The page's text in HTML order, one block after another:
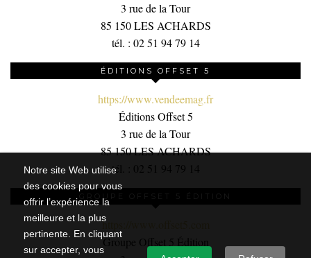
Notre site Web utilise
des cookies pour vous
offrir l’expérience la
meilleure et la plus
pertinente. En cliquant
sur accepter, vous
3 rue de la Tour
85 150 LES ACHARDS
tél. : 02 51 94 79 14
ÉDITIONS OFFSET 5
https://www.vendeemag.fr
Éditions Offset 5
3 rue de la Tour
85 150 LES ACHARDS
tél. : 02 51 94 79 14
GROUPE OFFSET 5 ÉDITION
https://www.offset5.com
Groupe Offset 5 Édition